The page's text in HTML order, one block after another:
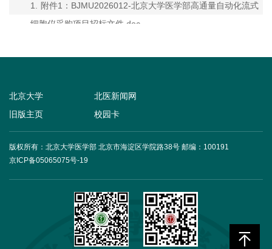
1.
附件1：BJMU2026012-北京大学医学部高通量自动化流式
细胞仪采购项目招标文件.doc
北京大学
北医新闻网
旧版主页
校园卡
版权所有：北京大学医学部 北京市海淀区学院路38号 邮编：100191
京ICP备05065075号-19